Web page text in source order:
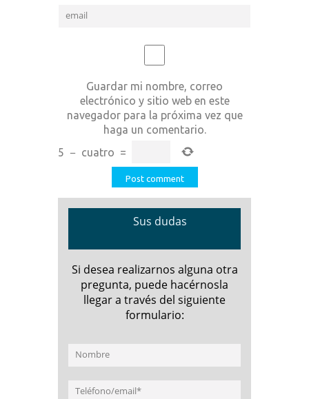
Guardar mi nombre, correo
electrónico y sitio web en este
navegador para la próxima vez que
haga un comentario.
5 − cuatro =
Sus dudas
Si desea realizarnos alguna otra
pregunta, puede hacérnosla
llegar a través del siguiente
formulario: